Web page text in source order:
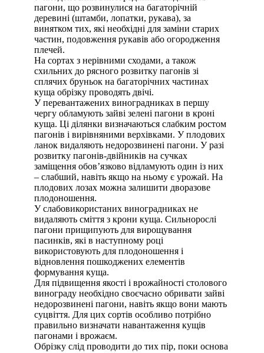
пагони, що розвинулися на багаторічній
деревині (штамби, лопатки, рукава), за
винятком тих, які необхідні для заміни старих
частин, подовження рукавів або огородження
плечей.
На сортах з нерівними сходами, а також
схильних до рясного розвитку пагонів зі
сплячих бруньок на багаторічних частинах
куща обрізку проводять двічі.
У перевантажених виноградниках в першу
чергу обламують зайві зелені пагони в кроні
куща. Ці ділянки визначаються слабким ростом
пагонів і вирівняними верхівками. У плодових
ланок видаляють недорозвинені пагони. У разі
розвитку пагонів-двійників на сучках
заміщення обов’язково відламують один із них
– слабший, навіть якщо на ньому є урожай. На
плодових лозах можна залишити дворазове
плодоношення.
У слабовикористаних виноградниках не
видаляють сміття з крони куща. Сильнорослі
пагони прищипують для вирощування
пасинків, які в наступному році
використовують для плодоношення і
відновлення пошкоджених елементів
формування куща.
Для підвищення якості і врожайності столового
винограду необхідно своєчасно обривати зайві
недорозвинені пагони, навіть якщо вони мають
суцвіття. Для цих сортів особливо потрібно
правильно визначати навантаження кущів
пагонами і врожаєм.
Обрізку слід проводити до тих пір, поки основа